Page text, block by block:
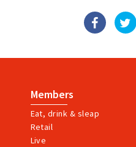
Members
Eat, drink & sleap
Retail
Live